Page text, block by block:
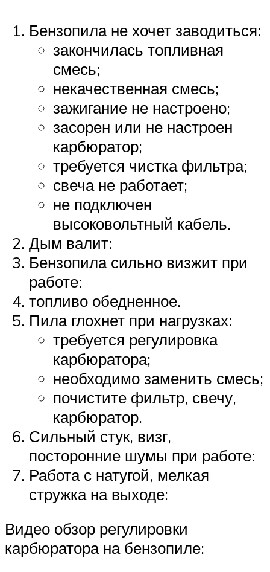
Бензопила не хочет заводиться:
закончилась топливная
смесь;
некачественная смесь;
зажигание не настроено;
засорен или не настроен
карбюратор;
требуется чистка фильтра;
свеча не работает;
не подключен
высоковольтный кабель.
Дым валит:
Бензопила сильно визжит при
работе:
топливо обедненное.
Пила глохнет при нагрузках:
требуется регулировка
карбюратора;
необходимо заменить смесь;
почистите фильтр, свечу,
карбюратор.
Сильный стук, визг,
посторонние шумы при работе:
Работа с натугой, мелкая
стружка на выходе:
Видео обзор регулировки
карбюратора на бензопиле: